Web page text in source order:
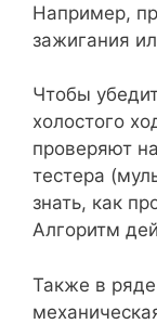
Например,
зажигания
Чтобы
холостого
проверяют
тестера
знать, как
Алгоритм
Также в